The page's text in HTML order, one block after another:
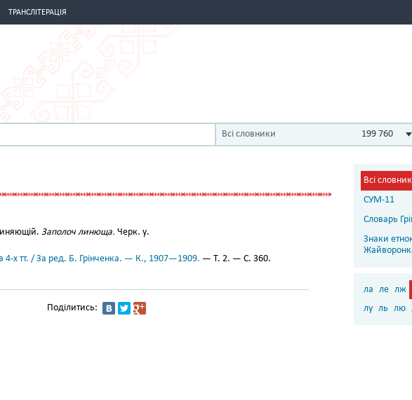
ТРАНСЛІТЕРАЦІЯ
Всі словники 199 760
Заполоч линюща. Черк. у.
4-х тт. / За ред. Б. Грінченка. — К., 1907—1909. — Т. 2. — С. 360.
Поділитись:
Всі
СУМ-11
Словарь
Знаки
ла ле лж
лу ль лю